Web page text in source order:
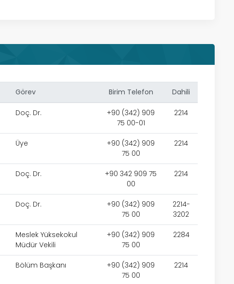
Görev Birim Telefon Dahili
Doç. Dr.
+90 (342) 909
75 00-01
2214
Üye
+90 (342) 909
75 00
2214
Doç. Dr.
+90 342 909 75
00
2214
Doç. Dr.
+90 (342) 909
75 00
2214-
3202
Meslek Yüksekokul
Müdür Vekili
+90 (342) 909
75 00
2284
Bölüm Başkanı
+90 (342) 909
75 00
2214